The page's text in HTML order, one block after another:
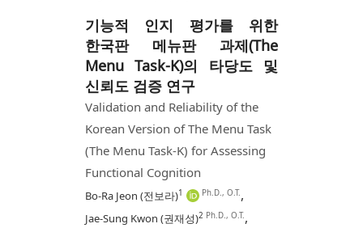
기능적 인지 평가를 위한
한국판 메뉴판 과제(The
Menu Task-K)의 타당도 및
신뢰도 검증 연구
Validation and Reliability of the
Korean Version of The Menu Task
(The Menu Task-K) for Assessing
Functional Cognition
Bo-Ra Jeon (전보라)1 Ph.D., O.T.,
Jae-Sung Kwon (권재성)2 Ph.D., O.T.,